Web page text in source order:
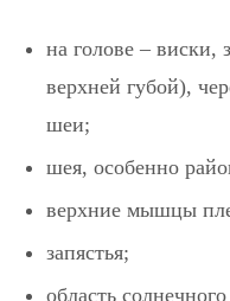
на голове – виски,
верхней губой),
шеи;
шея, особенно
верхние мышцы
запястья;
область